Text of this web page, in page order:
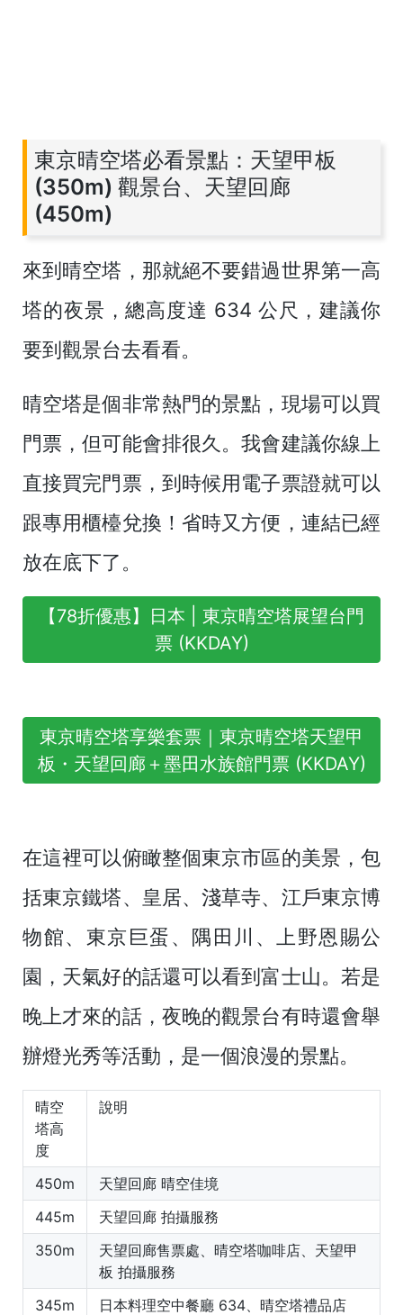
東京晴空塔必看景點：天望甲板
(350m) 觀景台、天望回廊
(450m)
來到晴空塔，那就絕不要錯過世界第一高
塔的夜景，總高度達 634 公尺，建議你
要到觀景台去看看。
晴空塔是個非常熱門的景點，現場可以買
門票，但可能會排很久。我會建議你線上
直接買完門票，到時候用電子票證就可以
跟專用櫃檯兌換！省時又方便，連結已經
放在底下了。
【78折優惠】日本 | 東京晴空塔展望台門
票 (KKDAY)
東京晴空塔享樂套票｜東京晴空塔天望甲
板・天望回廊＋墨田水族館門票 (KKDAY)
在這裡可以俯瞰整個東京市區的美景，包
括東京鐵塔、皇居、淺草寺、江戶東京博
物館、東京巨蛋、隅田川、上野恩賜公
園，天氣好的話還可以看到富士山。若是
晚上才來的話，夜晚的觀景台有時還會舉
辦燈光秀等活動，是一個浪漫的景點。
晴空
塔高
度
說明
450m
天望回廊 晴空佳境
445m
天望回廊 拍攝服務
350m
天望回廊售票處、晴空塔咖啡店、天望甲
板 拍攝服務
345m
日本料理空中餐廳 634、晴空塔禮品店